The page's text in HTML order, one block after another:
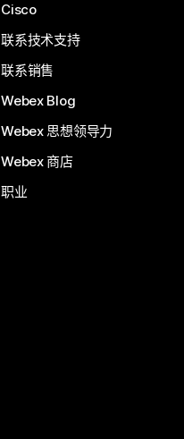
Cisco
联系技术支持
联系销售
Webex Blog
Webex 思想领导力
Webex 商店
职业